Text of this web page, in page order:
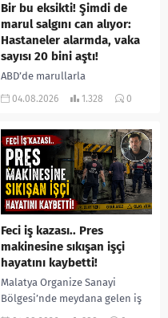
Bir bu eksikti! Şimdi de
marul salgını can alıyor:
Hastaneler alarmda, vaka
sayısı 20 bini aştı!
ABD’de marullarla
ilişkilendirilen siklospora
salgında vaka sayısının 20 bini
aştığı belirtilirken, sağlık...
04.08.2026 1.328 0
Feci iş kazası.. Pres
makinesine sıkışan işçi
hayatını kaybetti!
Malatya Organize Sanayi
Bölgesi’nde meydana gelen iş
kazasında, pres makinesine